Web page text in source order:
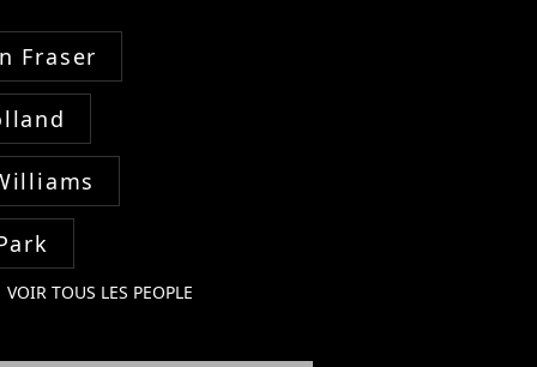
Fraser
VOIR TOUS LES PEOPLE